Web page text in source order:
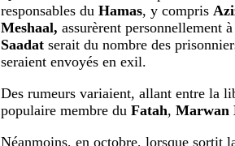
responsables du Hamas, y compris
Meshaal, assurèrent personnellement
Saadat serait du nombre des
seraient envoyés en exil.
Des rumeurs variaient, allant entre la
populaire membre du Fatah, Marwan
Néanmoins, en octobre, lorsque sortit